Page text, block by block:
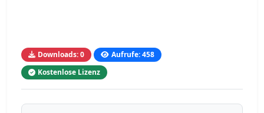
Downloads: 0
Aufrufe: 458
Kostenlose Lizenz